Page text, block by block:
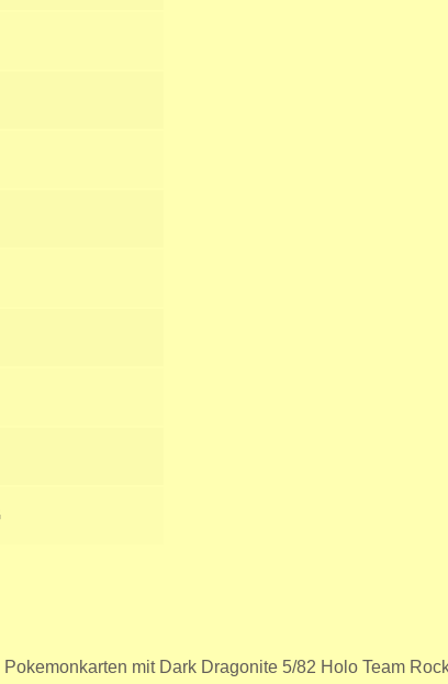
mit Dark Dragonite 5/82 Holo Team